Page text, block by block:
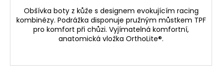
Obšívka boty z kůže s designem evokujícím racing
kombinézy. Podrážka disponuje pružným můstkem TPF
pro komfort při chůzi. Vyjímatelná komfortní,
anatomická vložka OrthoLite®.